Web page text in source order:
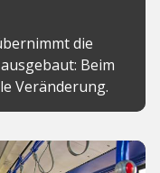
die
Beim
Veränderung.